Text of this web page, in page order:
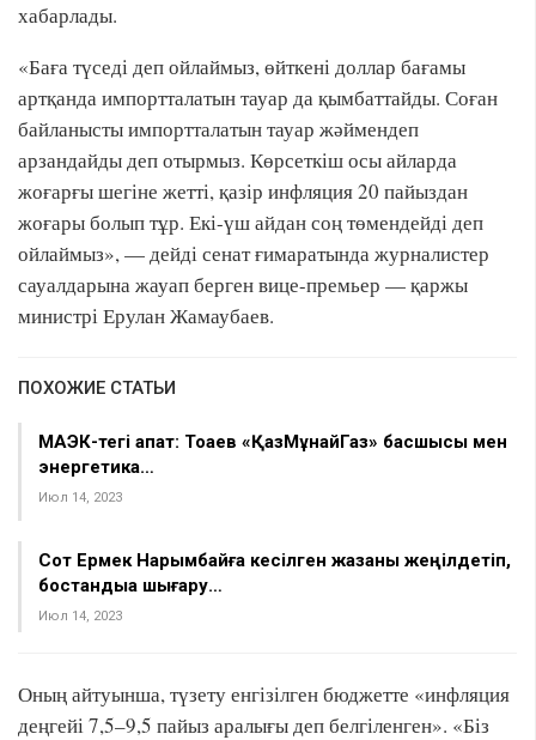
хабарлады.
«Баға түседі деп ойлаймыз, өйткені доллар бағамы
артқанда импортталатын тауар да қымбаттайды. Соған
байланысты импортталатын тауар жәймендеп
арзандайды деп отырмыз. Көрсеткіш осы айларда
жоғарғы шегіне жетті, қазір инфляция 20 пайыздан
жоғары болып тұр. Екі-үш айдан соң төмендейді деп
ойлаймыз», — дейді сенат ғимаратында журналистер
сауалдарына жауап берген вице-премьер — қаржы
министрі Ерулан Жамаубаев.
ПОХОЖИЕ СТАТЬИ
МАЭК-тегі апат: Тоқаев «ҚазМұнайГаз» басшысы мен
энергетика…
Июл 14, 2023
Сот Ермек Нарымбайға кесілген жазаны жеңілдетіп,
бостандыққа шығару…
Июл 14, 2023
Оның айтуынша, түзету енгізілген бюджетте «инфляция
деңгейі 7,5–9,5 пайыз аралығы деп белгіленген». «Біз